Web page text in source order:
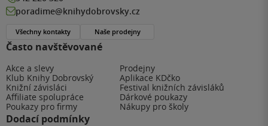
Často navštěvované
Akce a slevy
Prodejny
Klub Knihy Dobrovský
Aplikace KDčko
Knižní závisláci
Festival knižních závisláků
Affiliate spolupráce
Dárkové poukazy
Poukazy pro firmy
Nákupy pro školy
Dodací podmínky
poradime@knihydobrovsky.cz
Všechny kontakty Naše prodejny